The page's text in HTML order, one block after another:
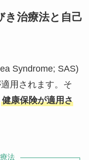
き治療法と自己
Syndrome; SAS)
用されます。そ
健康保険が適用さ
法